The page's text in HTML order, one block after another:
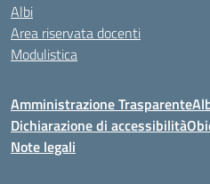
Albi
Area riservata docenti
Modulistica
Amministrazione Trasparente
Dichiarazione di accessibilità
Note legali